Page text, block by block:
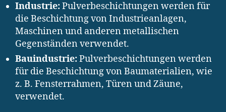
Industrie:Pulverbeschichtungen werden für
die Beschichtung von Industrieanlagen,
Maschinen und anderen metallischen
Gegenständen verwendet.
Bauindustrie:Pulverbeschichtungen werden
für die Beschichtung von Baumaterialien, wie
z. B. Fensterrahmen, Türen und Zäune,
verwendet.